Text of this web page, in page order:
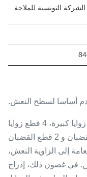
أساسا لسطح النعش.
هذا النعش الزاوية مجموعة لديها 4 قطع زوايا كبيرة، 4 قطع زوايا
صغيرة، 2 قطع طويلة الصلب القضبان و 2 قطع القضبان
إلى الزاوية النعش،
في غضون ذلك، إدراج